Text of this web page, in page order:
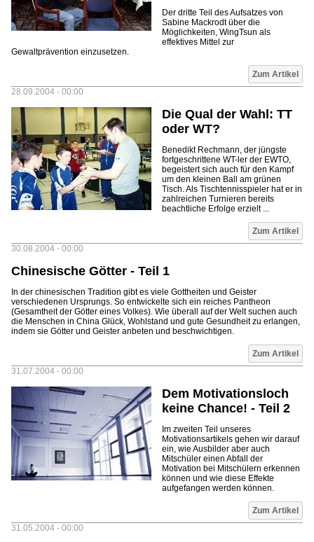
Der dritte Teil des Aufsatzes von
Sabine Mackrodt über die
Möglichkeiten, WingTsun als
effektives Mittel zur
Gewaltprävention einzusetzen.
Zum Artikel
28.09.2004 - 00:00
Die Qual der Wahl: TT
oder WT?
Benedikt Rechmann, der jüngste
fortgeschrittene WT-ler der EWTO,
begeistert sich auch für den Kampf
um den kleinen Ball am grünen
Tisch. Als Tischtennisspieler hat er in
zahlreichen Turnieren bereits
beachtliche Erfolge erzielt ...
Zum Artikel
30.08.2004 - 00:00
Chinesische Götter - Teil 1
In der chinesischen Tradition gibt es viele Gottheiten und Geister
verschiedenen Ursprungs. So entwickelte sich ein reiches Pantheon
(Gesamtheit der Götter eines Volkes). Wie überall auf der Welt suchen auch
die Menschen in China Glück, Wohlstand und gute Gesundheit zu erlangen,
indem sie Götter und Geister anbeten und beschwichtigen.
Zum Artikel
31.07.2004 - 00:00
Dem Motivationsloch
keine Chance! - Teil 2
Im zweiten Teil unseres
Motivationsartikels gehen wir darauf
ein, wie Ausbilder aber auch
Mitschüler einen Abfall der
Motivation bei Mitschülern erkennen
können und wie diese Effekte
aufgefangen werden können.
Zum Artikel
31.05.2004 - 00:00